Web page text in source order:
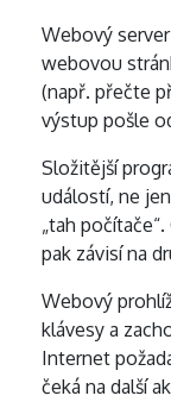
Webový
webovou
(např. přečte
výstup pošle
Složitější
událostí, ne
„tah
pak závisí na
Webový
klávesy a
Internet
čeká na další